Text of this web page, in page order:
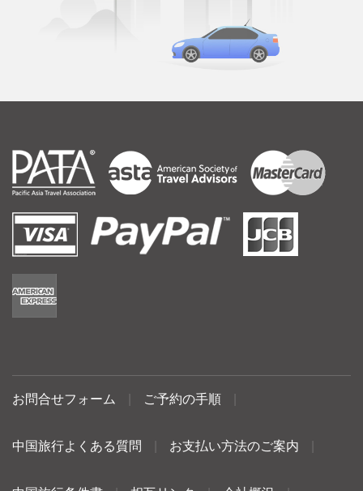
お問合せフォーム ご予約の手順
中国旅行よくある質問 お支払い方法のご案内